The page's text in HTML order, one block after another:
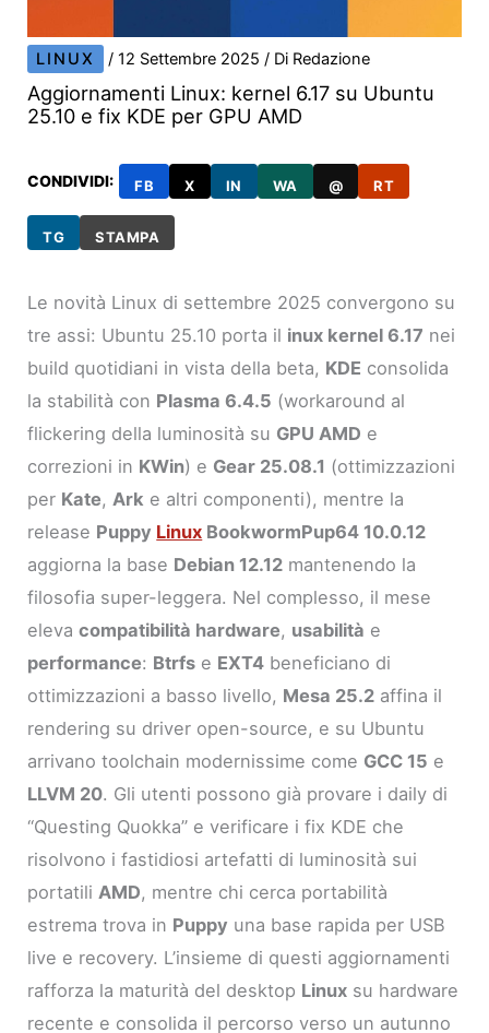
LINUX /12 Settembre 2025/ Di Redazione
Aggiornamenti Linux: kernel 6.17 su Ubuntu
25.10 e fix KDE per GPU AMD
CONDIVIDI: FB X IN WA @ RT
TG STAMPA
Le novità Linux di settembre 2025 convergono su
tre assi: Ubuntu 25.10 porta il inux kernel 6.17 nei
build quotidiani in vista della beta, KDE consolida
la stabilità con Plasma 6.4.5 (workaround al
flickering della luminosità su GPU AMD e
correzioni in KWin) e Gear 25.08.1 (ottimizzazioni
per Kate,Ark e altri componenti), mentre la
release Puppy Linux BookwormPup64 10.0.12
aggiorna la base Debian 12.12 mantenendo la
filosofia super-leggera. Nel complesso, il mese
elevacompatibilità hardware, usabilità e
performance: Btrfs e EXT4 beneficiano di
ottimizzazioni a basso livello, Mesa 25.2 affina il
rendering su driver open-source, e su Ubuntu
arrivano toolchain modernissime come GCC 15 e
LLVM 20. Gli utenti possono già provare i daily di
“Questing Quokka” e verificare i fix KDE che
risolvono i fastidiosi artefatti di luminosità sui
portatiliAMD, mentre chi cerca portabilità
estrema trova in Puppy una base rapida per USB
live e recovery. L’insieme di questi aggiornamenti
rafforza la maturità del desktop Linux su hardware
recente e consolida il percorso verso un autunno